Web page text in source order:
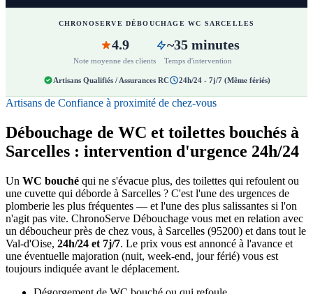
CHRONOSERVE DÉBOUCHAGE WC SARCELLES
4.9
Note moyenne des clients
~35 minutes
Temps d'intervention
Artisans Qualifiés / Assurances RC 24h/24 - 7j/7 (Même fériés)
Artisans de Confiance à proximité de chez-vous
Débouchage de WC et toilettes bouchés à
Sarcelles : intervention d'urgence 24h/24
Un WC bouché qui ne s'évacue plus, des toilettes qui refoulent ou
une cuvette qui déborde à Sarcelles ? C'est l'une des urgences de
plomberie les plus fréquentes — et l'une des plus salissantes si l'on
n'agit pas vite. ChronoServe Débouchage vous met en relation avec
un déboucheur près de chez vous, à Sarcelles (95200) et dans tout le
Val-d'Oise, 24h/24 et 7j/7. Le prix vous est annoncé à l'avance et
une éventuelle majoration (nuit, week-end, jour férié) vous est
toujours indiquée avant le déplacement.